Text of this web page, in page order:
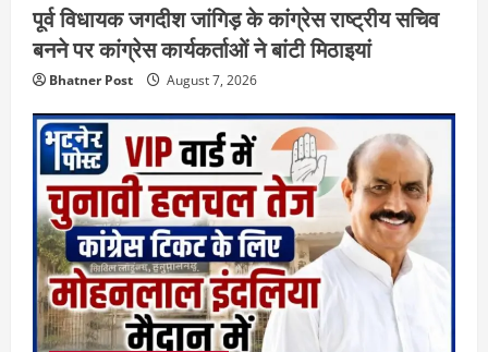
पूर्व विधायक जगदीश जांगिड़ के कांग्रेस राष्ट्रीय सचिव
बनने पर कांग्रेस कार्यकर्ताओं ने बांटी मिठाइयां
Bhatner Post August 7, 2026